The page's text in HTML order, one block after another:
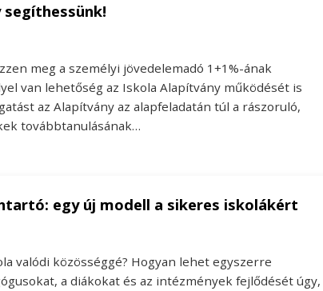
segíthessünk!
meg a személyi jövedelemadó 1+1%-ának
van lehetőség az Iskola Alapítvány működését is
az Alapítvány az alapfeladatán túl a rászoruló,
továbbtanulásának…
egy új modell a sikeres iskolákért
valódi közösséggé? Hogyan lehet egyszerre
a diákokat és az intézmények fejlődését úgy,